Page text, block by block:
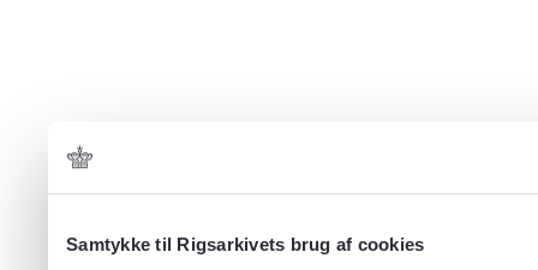
Samtykke til Rigsarkivets brug af cookies